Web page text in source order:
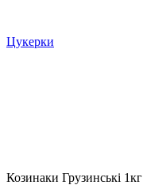
Цукерки
Козинаки Грузинські 1кг